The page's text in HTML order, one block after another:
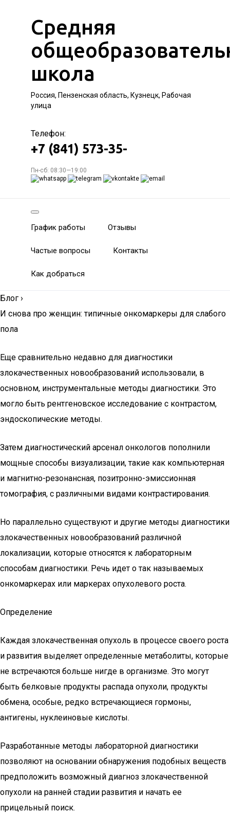
Средняя
школа
Россия, Пензенская область, Кузнецк, Рабочая
улица
Телефон:
+7 (841) 573-35-
Пн-сб: 08:30—19:00
График работы Отзывы
Частые вопросы Контакты
Как добраться
Блог ›
И снова про женщин: типичные онкомаркеры для слабого
пола
Еще сравнительно недавно для диагностики
злокачественных новообразований использовали, в
основном, инструментальные методы диагностики. Это
могло быть рентгеновское исследование с контрастом,
эндоскопические методы.
Затем диагностический арсенал онкологов пополнили
мощные способы визуализации, такие как компьютерная
и магнитно-резонансная, позитронно-эмиссионная
томография, с различными видами контрастирования.
Но параллельно существуют и другие методы диагностики
злокачественных новообразований различной
локализации, которые относятся к лабораторным
способам диагностики. Речь идет о так называемых
онкомаркерах или маркерах опухолевого роста.
Определение
Каждая злокачественная опухоль в процессе своего роста
и развития выделяет определенные метаболиты, которые
не встречаются больше нигде в организме. Это могут
быть белковые продукты распада опухоли, продукты
обмена, особые, редко встречающиеся гормоны,
антигены, нуклеиновые кислоты.
Разработанные методы лабораторной диагностики
позволяют на основании обнаружения подобных веществ
предположить возможный диагноз злокачественной
опухоли на ранней стадии развития и начать ее
прицельный поиск.